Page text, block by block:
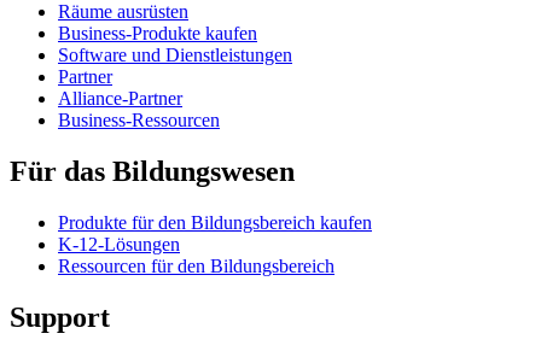
Räume ausrüsten
Business-Produkte kaufen
Software und Dienstleistungen
Partner
Alliance-Partner
Business-Ressourcen
Für das Bildungswesen
Produkte für den Bildungsbereich kaufen
K-12-Lösungen
Ressourcen für den Bildungsbereich
Support